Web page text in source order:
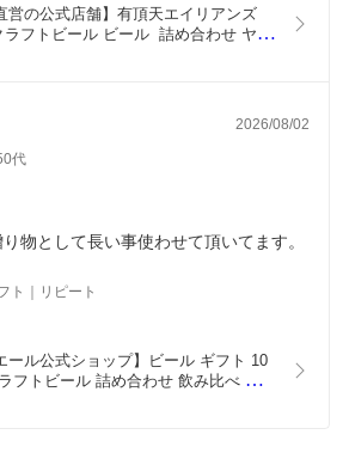
営の公式店舗】有頂天エイリアンズ
ラフトビール ビール  詰め合わせ ヤッ
2026/08/02
代
物として長い事使わせて頂いてます。
ト｜リピート
ール公式ショップ】ビール ギフト 10
フトビール 詰め合わせ 飲み比べ 母の